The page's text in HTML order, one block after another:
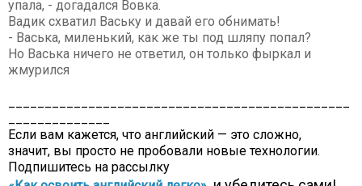
упала, - догадался Вовка.
Вадик схватил Ваську и давай его обнимать!
- Васька, миленький, как же ты под шляпу попал?
Но Васька ничего не ответил, он только фыркал и
жмурился
Если вам кажется, что английский — это сложно,
значит, вы просто не пробовали новые технологии.
Подпишитесь на рассылку